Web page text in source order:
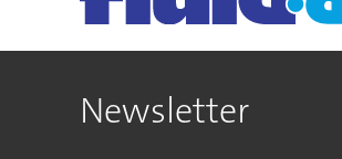
Newsletter